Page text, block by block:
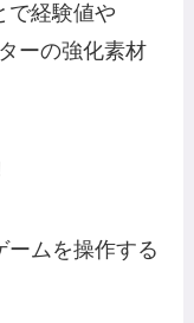
で経験値や
ーの強化素材
ームを操作する